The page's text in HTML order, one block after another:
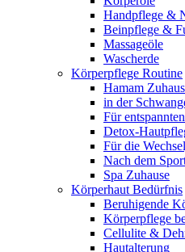
Handpflege &
Beinpflege &
Massageöle
Wascherde
Körperpflege Routine
Hamam
in der
Für
Detox-
Für die
Nach dem
Spa Zuhause
Körperhaut Bedürfnis
Beruhigende
Körperpflege
Cellulite &
Hautalterung